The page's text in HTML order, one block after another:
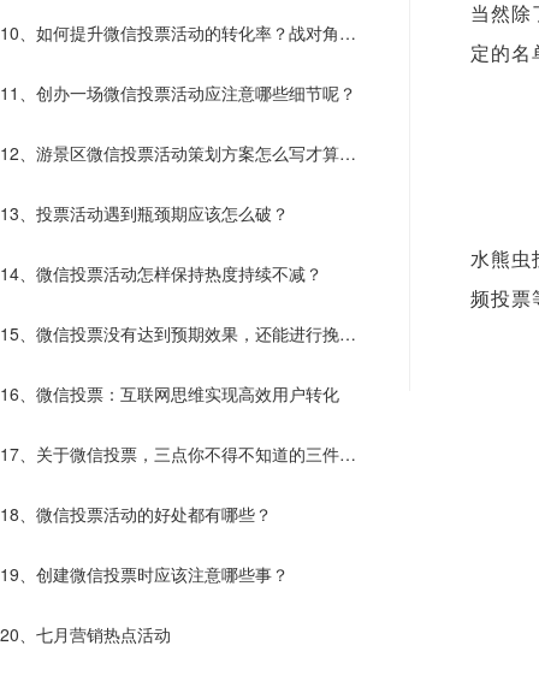
主动传播？
10、如何提升微信投票活动的转化率？战对角度
才能决胜
11、创办一场微信投票活动应注意哪些细节呢？
12、游景区微信投票活动策划方案怎么写才算走
心了？
13、投票活动遇到瓶颈期应该怎么破？
14、微信投票活动怎样保持热度持续不减？
15、微信投票没有达到预期效果，还能进行挽救
16、微信投票：互联网思维实现高效用户转化
17、关于微信投票，三点你不得不知道的三件
事！！
18、微信投票活动的好处都有哪些？
19、创建微信投票时应该注意哪些事？
20、七月营销热点活动
当然除
定的名
水熊虫
频投票